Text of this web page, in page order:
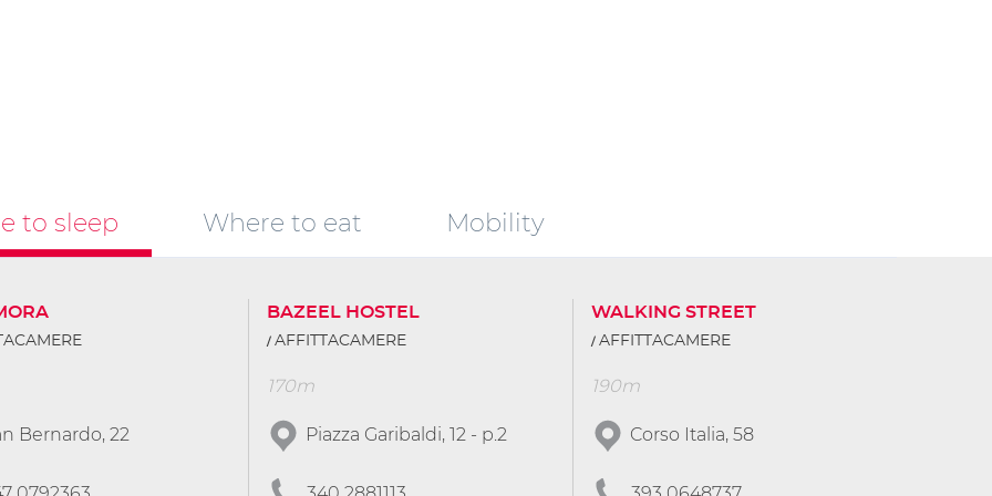
to sleep Where to eat Mobility
Bernardo, 22
BAZEEL HOSTEL
AFFITTACAMERE
170m
Piazza Garibaldi, 12 - p.2
WALKING STREET
AFFITTACAMERE
190m
Corso Italia, 58